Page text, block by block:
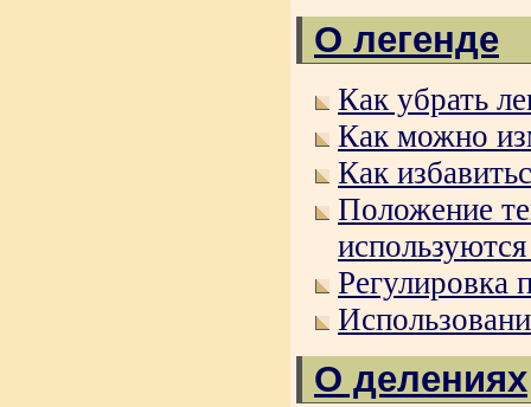
О легенде
Как убрать
Как можно
Как
Положение
Регулировка
О делениях